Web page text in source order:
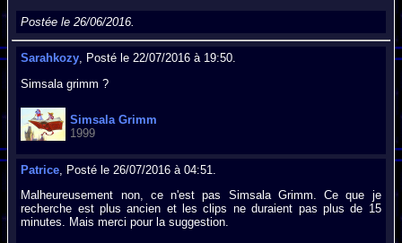
Postée le 26/06/2016.
Sarahkozy, Posté le 22/07/2016 à 19:50.
Simsala grimm ?
Simsala Grimm
1999
Patrice, Posté le 26/07/2016 à 04:51.
Malheureusement non, ce n'est pas Simsala Grimm. Ce que je
recherche est plus ancien et les clips ne duraient pas plus de 15
minutes. Mais merci pour la suggestion.